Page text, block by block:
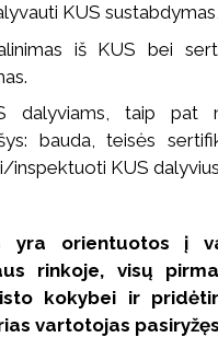
KUS
iš KUS bei
taip pat
bauda, teisės
KUS
yra orientuotos į
rinkoje, visų
kokybei ir
vartotojas